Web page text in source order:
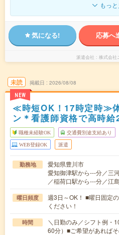
もっ
気になる! 応募へ
派遣会社 株式会社
未読
NEW
掲載日 2026/08/08
≪時短OK！17時定時≫
ン＊看護師資格で高時給
職種未経験OK 交通費別途支給あり
WEB登録OK 派遣
勤務地
愛知県豊川市
愛知御津駅から---分／三
／稲荷口駅から---分／江
曜日頻度
週3日～OK！ ■曜日固定
ください！
時間
＼日勤のみ／シフト例・
60分）■ご希望があれば